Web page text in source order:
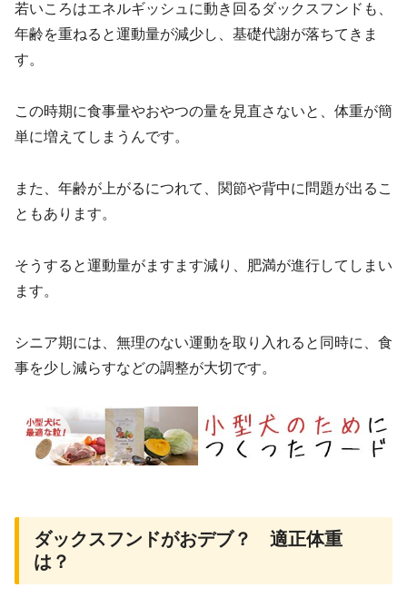
若いころはエネルギッシュに動き回るダックスフンドも、
年齢を重ねると運動量が減少し、基礎代謝が落ちてきま
す。
この時期に食事量やおやつの量を見直さないと、体重が簡
単に増えてしまうんです。
また、年齢が上がるにつれて、関節や背中に問題が出るこ
ともあります。
そうすると運動量がますます減り、肥満が進行してしまい
ます。
シニア期には、無理のない運動を取り入れると同時に、食
事を少し減らすなどの調整が大切です。
ダックスフンドがおデブ？ 適正体重
は？